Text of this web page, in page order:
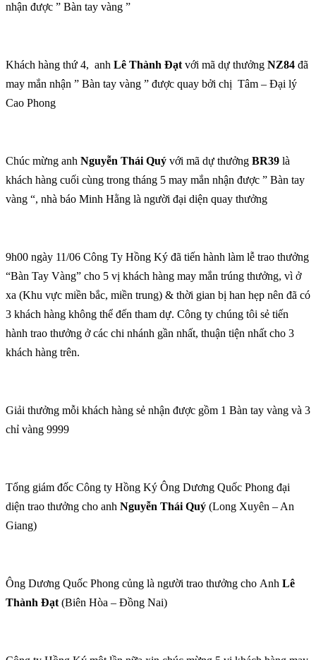
nhận được ” Bàn tay vàng ”
Khách hàng thứ 4, anh Lê Thành Đạtvới mã dự thưởng NZ84 đã
may mắn nhận ” Bàn tay vàng ” được quay bởi chị Tâm – Đại lý
Cao Phong
Chúc mừng anh Nguyễn Thái Quý với mã dự thưởng BR39 là
khách hàng cuối cùng trong tháng 5 may mắn nhận được ” Bàn tay
vàng “, nhà báo Minh Hằng là người đại diện quay thưởng
9h00 ngày 11/06 Công Ty Hồng Ký đã tiến hành làm lễ trao thưởng
“Bàn Tay Vàng” cho 5 vị khách hàng may mắn trúng thưởng, vì ở
xa (Khu vực miền bắc, miền trung) & thời gian bị han hẹp nên đã có
3 khách hàng không thể đến tham dự. Công ty chúng tôi sẻ tiến
hành trao thưởng ở các chi nhánh gần nhất, thuận tiện nhất cho 3
khách hàng trên.
Giải thưởng mỗi khách hàng sẻ nhận được gồm 1 Bàn tay vàng và 3
chỉ vàng 9999
Tổng giám đốc Công ty Hồng Ký Ông Dương Quốc Phong đại
diện trao thưởng cho anh Nguyễn Thái Quý (Long Xuyên – An
Giang)
Ông Dương Quốc Phong củng là người trao thưởng cho Anh Lê
Thành Đạt(Biên Hòa – Đồng Nai)